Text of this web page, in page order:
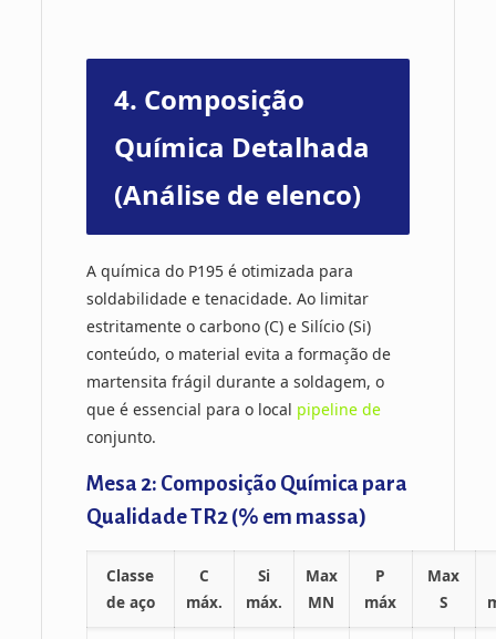
4. Composição
Química Detalhada
(Análise de elenco)
A química do P195 é otimizada para
soldabilidade e tenacidade. Ao limitar
estritamente o carbono (C) e Silício (Si)
conteúdo, o material evita a formação de
martensita frágil durante a soldagem, o
que é essencial para o local pipeline de
conjunto.
Mesa 2: Composição Química para
Qualidade TR2 (% em massa)
Classe
de aço
C
máx.
Si
máx.
Max
MN
P
máx
Max
S